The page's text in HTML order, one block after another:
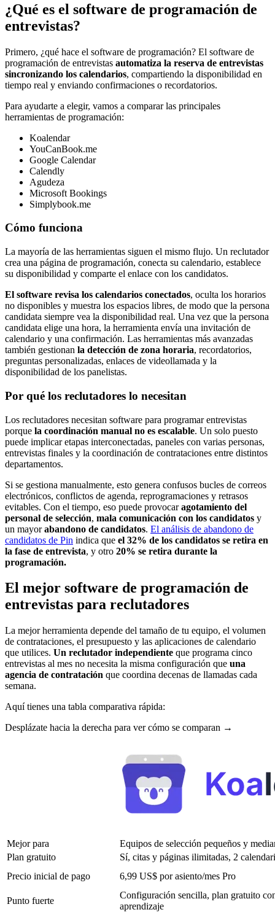
¿Qué es el software de programación de
entrevistas?
Primero, ¿qué hace el software de programación? El software de
programación de entrevistas automatiza la reserva de entrevistas
sincronizando los calendarios, compartiendo la disponibilidad en
tiempo real y enviando confirmaciones o recordatorios.
Para ayudarte a elegir, vamos a comparar las principales
herramientas de programación:
Koalendar
YouCanBook.me
Google Calendar
Calendly
Agudeza
Microsoft Bookings
Simplybook.me
Cómo funciona
La mayoría de las herramientas siguen el mismo flujo. Un reclutador
crea una página de programación, conecta su calendario, establece
su disponibilidad y comparte el enlace con los candidatos.
El software revisa los calendarios conectados, oculta los horarios
no disponibles y muestra los espacios libres, de modo que la persona
candidata siempre vea la disponibilidad real. Una vez que la persona
candidata elige una hora, la herramienta envía una invitación de
calendario y una confirmación. Las herramientas más avanzadas
también gestionan la detección de zona horaria, recordatorios,
preguntas personalizadas, enlaces de videollamada y la
disponibilidad de los panelistas.
Por qué los reclutadores lo necesitan
Los reclutadores necesitan software para programar entrevistas
porque la coordinación manual no es escalable. Un solo puesto
puede implicar etapas interconectadas, paneles con varias personas,
entrevistas finales y la coordinación de contrataciones entre distintos
departamentos.
Si se gestiona manualmente, esto genera confusos bucles de correos
electrónicos, conflictos de agenda, reprogramaciones y retrasos
evitables. Con el tiempo, eso puede provocaragotamiento del
personal de selección, mala comunicación con los candidatos y
un mayorabandono de candidatos. El análisis de abandono de
candidatos de Pin indica que el 32% de los candidatos se retira en
la fase de entrevista, y otro 20% se retira durante la
programación.
El mejor software de programación de
entrevistas para reclutadores
La mejor herramienta depende del tamaño de tu equipo, el volumen
de contrataciones, el presupuesto y las aplicaciones de calendario
que utilices. Un reclutador independiente que programa cinco
entrevistas al mes no necesita la misma configuración que una
agencia de contratación que coordina decenas de llamadas cada
semana.
Aquí tienes una tabla comparativa rápida:
Desplázate hacia la derecha para ver cómo se comparan →
Mejor para
Equipos de selección pequeños y
Plan gratuito
Sí, citas y páginas ilimitadas, 2
Precio inicial de pago
6,99 US$ por asiento/mes Pro
Punto fuerte
Configuración sencilla, plan gratuito
aprendizaje